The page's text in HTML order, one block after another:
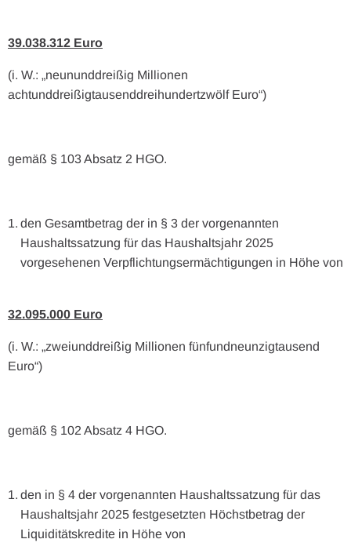
39.038.312 Euro
(i. W.: „neununddreißig Millionen
achtunddreißigtausenddreihundertzwölf Euro“)
gemäß § 103 Absatz 2 HGO.
den Gesamtbetrag der in § 3 der vorgenannten
Haushaltssatzung für das Haushaltsjahr 2025
vorgesehenen Verpflichtungsermächtigungen in Höhe von
32.095.000 Euro
(i. W.: „zweiunddreißig Millionen fünfundneunzigtausend
Euro“)
gemäß § 102 Absatz 4 HGO.
den in § 4 der vorgenannten Haushaltssatzung für das
Haushaltsjahr 2025 festgesetzten Höchstbetrag der
Liquiditätskredite in Höhe von